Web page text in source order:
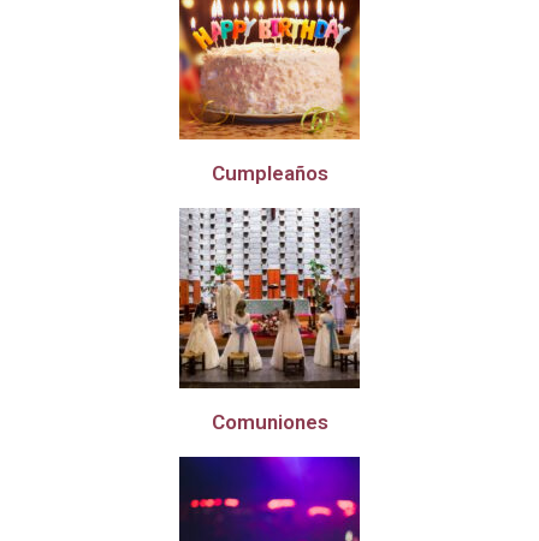
Cumpleaños
Comuniones